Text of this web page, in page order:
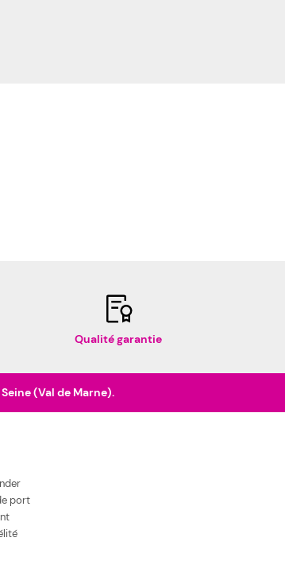
Qualité garantie
(Val de Marne).
port